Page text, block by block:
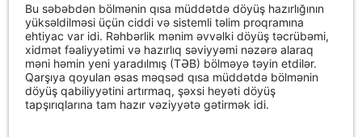
Bu səbəbdən bölmənin qısa müddətdə döyüş hazırlığının
yüksəldilməsi üçün ciddi və sistemli təlim proqramına
ehtiyac var idi. Rəhbərlik mənim əvvəlki döyüş təcrübəmi,
xidmət fəaliyyətimi və hazırlıq səviyyəmi nəzərə alaraq
məni həmin yeni yaradılmış (TƏB) bölməyə təyin etdilər.
Qarşıya qoyulan əsas məqsəd qısa müddətdə bölmənin
döyüş qabiliyyətini artırmaq, şəxsi heyəti döyüş
tapşırıqlarına tam hazır vəziyyətə gətirmək idi.